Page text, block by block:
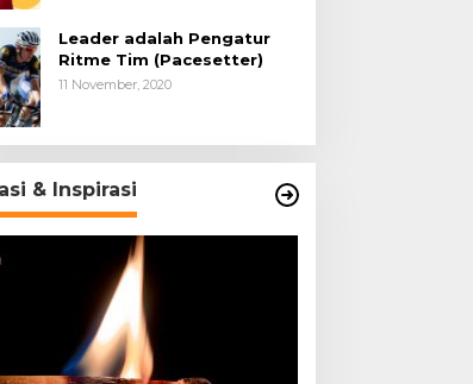
Leader adalah Pengatur
Ritme Tim (Pacesetter)
11 November, 2020
& Inspirasi